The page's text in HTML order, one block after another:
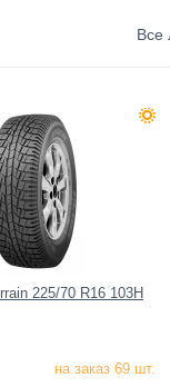
Все
225/70 R16 103H
на заказ 69 шт.